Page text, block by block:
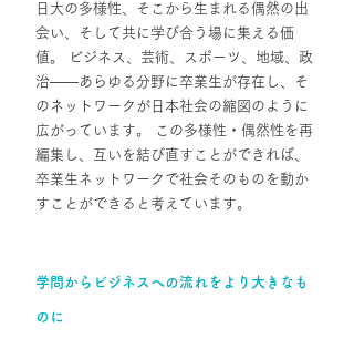
日大の多様性、そこから生まれる偶然の出
会い、そして共に学び合う場に集える価
値。 ビジネス、芸術、スポーツ、地域、政
治――あらゆる分野に卒業生が存在し、そ
のネットワークが日本社会の縮図のように
広がっています。 この多様性・偶然性を再
編集し、互いを結び直すことができれば、
卒業生ネットワークで社会そのものを動か
すことができると考えています。
学問からビジネスへの流れをより大きなも
のに